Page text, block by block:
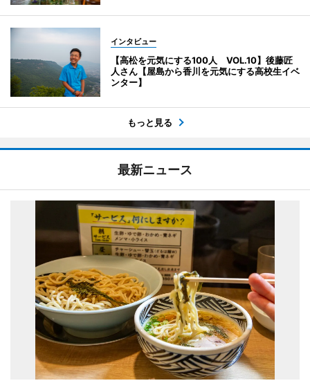
インタビュー
【高松を元気にする100人 VOL.10】後藤匠
人さん【屋島から香川を元気にする高校生イベ
ンター】
もっと見る
最新ニュース